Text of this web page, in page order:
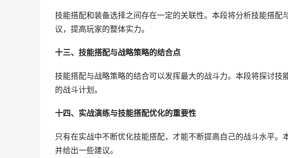
技能搭配和装备选择之间存在一定的关联性。本段将分析技能搭配
议，提高玩家的整体实力。
十三、技能搭配与战略策略的结合点
技能搭配与战略策略的结合可以发挥最大的战斗力。本段将探讨
的战斗计划。
十四、实战演练与技能搭配优化的重要性
只有在实战中不断优化技能搭配，才能不断提高自己的战斗水平
并给出一些建议。